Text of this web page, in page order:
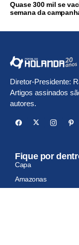
Quase 300 mil se
semana da
Diretor-Presidente:
Artigos assinados
autores.
Fique por
Capa
Amazonas